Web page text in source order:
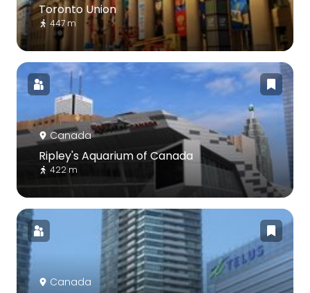
Toronto Union
447 m
Canada
Ripley's Aquarium of Canada
422 m
Canada